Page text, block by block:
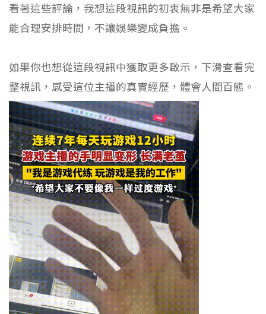
看著這些評論，我想這段視訊的初衷無非是希望大家
能合理安排時間，不讓娛樂變成負擔。
如果你也想從這段視訊中獲取更多啟示，下滑查看完
整視訊，感受這位主播的真實經歷，體會人間百態。